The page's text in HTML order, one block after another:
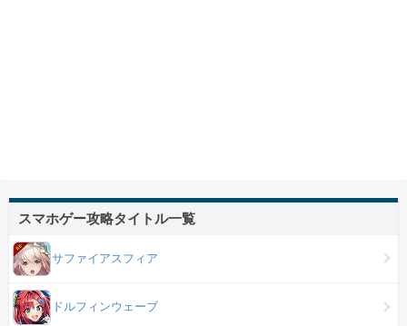
スマホゲー攻略タイトル一覧
サファイアスフィア
ドルフィンウェーブ